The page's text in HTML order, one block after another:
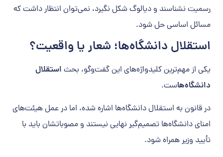
رسمیت نشناسند و دیالوگ شکل نگیرد، نمی‌توان انتظار داشت که
مسائل اساسی حل شود.
استقلال دانشگاه‌ها؛ شعار یا واقعیت؟
یکی از مهم‌ترین کلیدواژه‌های این گفت‌وگو، بحث استقلال
دانشگاه‌هاست.
در قانون به استقلال دانشگاه‌ها اشاره شده، اما در عمل هیئت‌های
امنای دانشگاه‌ها تصمیم‌گیر نهایی نیستند و مصوباتشان باید با
تأیید وزیر همراه شود.